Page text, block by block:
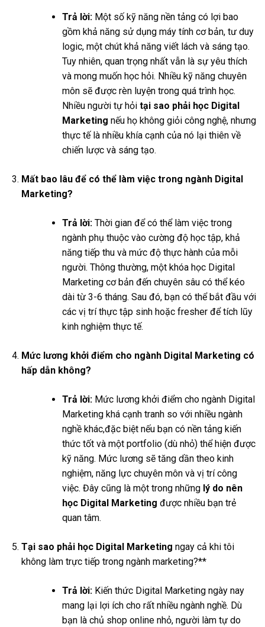
Trả lời:Một số kỹ năng nền tảng có lợi bao
gồm khả năng sử dụng máy tính cơ bản, tư duy
logic, một chút khả năng viết lách và sáng tạo.
Tuy nhiên, quan trọng nhất vẫn là sự yêu thích
và mong muốn học hỏi. Nhiều kỹ năng chuyên
môn sẽ được rèn luyện trong quá trình học.
Nhiều người tự hỏi tại sao phải học Digital
Marketing nếu họ không giỏi công nghệ, nhưng
thực tế là nhiều khía cạnh của nó lại thiên về
chiến lược và sáng tạo.
Mất bao lâu để có thể làm việc trong ngành Digital
Marketing?
Trả lời:Thời gian để có thể làm việc trong
ngành phụ thuộc vào cường độ học tập, khả
năng tiếp thu và mức độ thực hành của mỗi
người. Thông thường, một khóa học Digital
Marketing cơ bản đến chuyên sâu có thể kéo
dài từ 3-6 tháng. Sau đó, bạn có thể bắt đầu với
các vị trí thực tập sinh hoặc fresher để tích lũy
kinh nghiệm thực tế.
Mức lương khởi điểm cho ngành Digital Marketing có
hấp dẫn không?
Trả lời:Mức lương khởi điểm cho ngành Digital
Marketing khá cạnh tranh so với nhiều ngành
nghề khác,đặc biệt nếu bạn có nền tảng kiến
thức tốt và một portfolio (dù nhỏ) thể hiện được
kỹ năng. Mức lương sẽ tăng dần theo kinh
nghiệm, năng lực chuyên môn và vị trí công
việc. Đây cũng là một trong những lý do nên
học Digital Marketing được nhiều bạn trẻ
quan tâm.
Tại sao phải học Digital Marketing ngay cả khi tôi
không làm trực tiếp trong ngành marketing?**
Trả lời:Kiến thức Digital Marketing ngày nay
mang lại lợi ích cho rất nhiều ngành nghề. Dù
bạn là chủ shop online nhỏ, người làm tự do